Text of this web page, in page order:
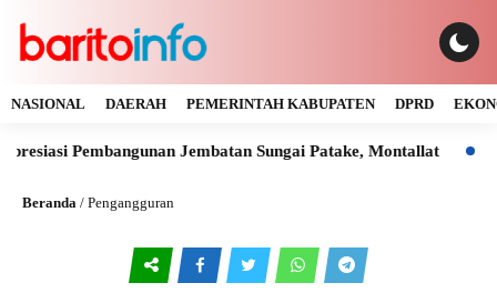
NASIONAL DAERAH PEMERINTAH KABUPATEN DPRD
Pembangunan Jembatan Sungai Patake, Montallat
Beranda / Pengangguran